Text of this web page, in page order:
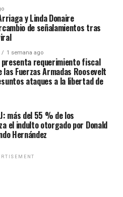
y Linda Donaire
de señalamientos tras
1 semana ago
requerimiento fiscal
Fuerzas Armadas Roosevelt
ataques a la libertad de
más del 55 % de los
el indulto otorgado por Donald
Hernández